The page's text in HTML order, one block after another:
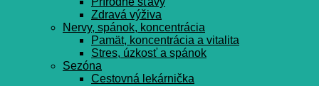
Zdravá výživa
Nervy, spánok, koncentrácia
Pamät, koncentrácia a vitalita
Stres, úzkosť a spánok
Sezóna
Cestovná lekárnička